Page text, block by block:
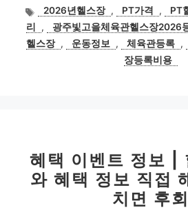
태2026년헬스장 , PT가격 , PT
리
, 광주빛고을체육관헬스장2026
헬스장 , 운동정보 , 체육관등록 ,
장등록비용
혜택 이벤트 정보 |
와 혜택 정보 직접
치면 후